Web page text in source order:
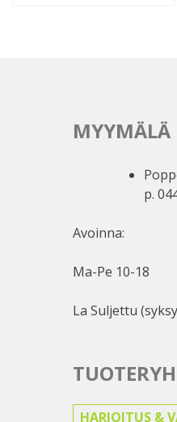
MYYMÄLÄ
p.
Avoinna:
Ma-Pe 10-18
La Suljettu
HARJOITUS &